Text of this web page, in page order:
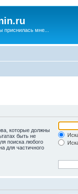
приснилась мне...
которые должны
быть не
поиска любого
для частичного